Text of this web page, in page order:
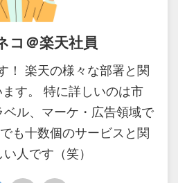
コ＠楽天社員
！ 楽天の様々な部署と関
す。 特に詳しいのは市
ル、マーケ・広告領域で
も十数個のサービスと関
人です（笑）